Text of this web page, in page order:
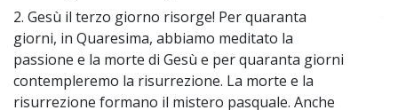
2. Gesù il terzo giorno risorge! Per quaranta
giorni, in Quaresima, abbiamo meditato la
passione e la morte di Gesù e per quaranta giorni
contempleremo la risurrezione. La morte e la
risurrezione formano il mistero pasquale. Anche